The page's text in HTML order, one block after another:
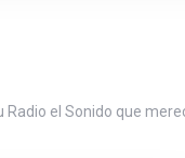
el Sonido que